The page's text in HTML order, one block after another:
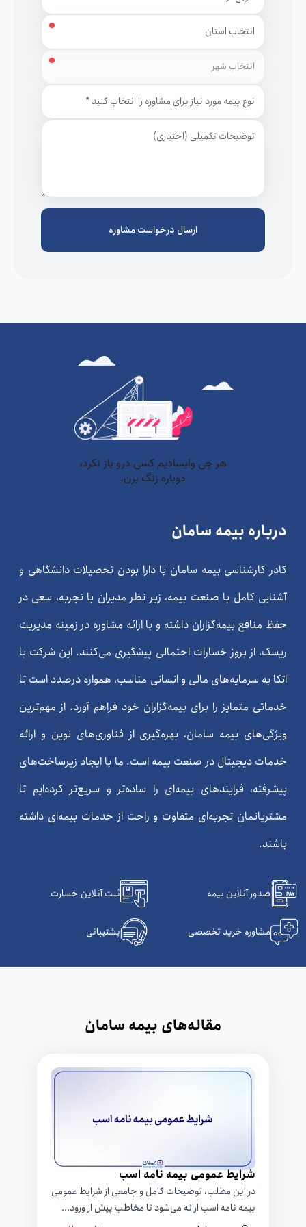
استان
شهر
نوع بیمه مورد نیاز برای مشاوره
توضیحات
ارسال درخواست مشاوره
درباره بیمه سامان
کادر کارشناسی بیمه سامان با دارا بودن تحصیلات دانشگاهی و
آشنایی کامل با صنعت بیمه، زیر نظر مدیران با تجربه، سعی در
حفظ منافع بیمه‌گزاران داشته و با ارائه مشاوره در زمینه مدیریت
ریسک، از بروز خسارات احتمالی پیشگیری می‌کنند. این شرکت با
اتکا به سرمایه‌های مالی و انسانی مناسب، همواره درصدد است تا
خدماتی متمایز را برای بیمه‌گزاران خود فراهم آورد. از مهم‌ترین
ویژگی‌های بیمه سامان، بهره‌گیری از فناوری‌های نوین و ارائه
خدمات دیجیتال در صنعت بیمه است. ما با ایجاد زیرساخت‌های
پیشرفته، فرایندهای بیمه‌ای را ساده‌تر و سریع‌تر کرده‌ایم تا
مشتریانمان تجربه‌ای متفاوت و راحت از خدمات بیمه‌ای داشته
باشند.
صدور آنلاین بیمه ثبت آنلاین خسارت
مشاوره خرید تخصصی پشتیبانی
مقاله‌های بیمه سامان
شرایط عمومی بیمه نامه اسب
در این مطلب، توضیحات کامل و جامعی از شرایط عمومی
بیمه نامه اسب ارائه می‌شود تا مخاطب پیش از ورود...